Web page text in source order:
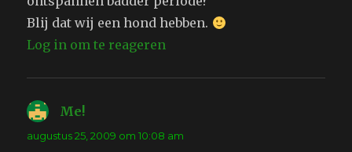
Blij dat wij een hond hebben.
Log in om te reageren
Me!
augustus 25, 2009 om 10:08 am